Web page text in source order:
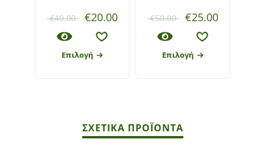
€40.00 €20.00
Επιλογή
€50.00 €25.00
Επιλογή
ΣΧΕΤΙΚΆ ΠΡΟΪΌΝΤΑ